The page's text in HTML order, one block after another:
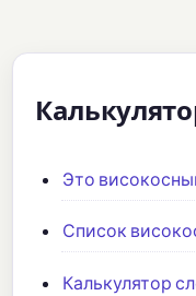
Это
Список
Калькулятор